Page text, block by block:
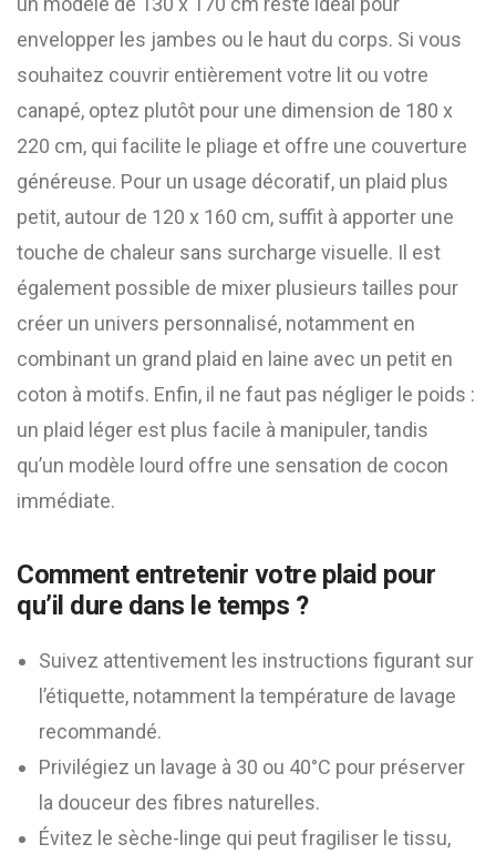
envelopper les jambes ou le haut du corps. Si vous
souhaitez couvrir entièrement votre lit ou votre
canapé, optez plutôt pour une dimension de 180 x
220 cm, qui facilite le pliage et offre une couverture
généreuse. Pour un usage décoratif, un plaid plus
petit, autour de 120 x 160 cm, suffit à apporter une
touche de chaleur sans surcharge visuelle. Il est
également possible de mixer plusieurs tailles pour
créer un univers personnalisé, notamment en
combinant un grand plaid en laine avec un petit en
coton à motifs. Enfin, il ne faut pas négliger le poids :
un plaid léger est plus facile à manipuler, tandis
qu’un modèle lourd offre une sensation de cocon
immédiate.
Comment entretenir votre plaid pour
qu’il dure dans le temps ?
Suivez attentivement les instructions figurant sur
l’étiquette, notamment la température de lavage
recommandé.
Privilégiez un lavage à 30 ou 40°C pour préserver
la douceur des fibres naturelles.
Évitez le sèche-linge qui peut fragiliser le tissu,